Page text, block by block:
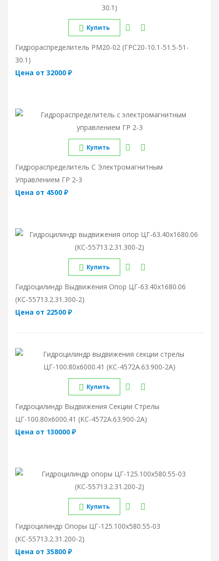
Купить
Гидрораспределитель РМ20-02 (ГРС20-10.1-51.5-51-
30.1)
Цена от 32000 ₽
Купить
Гидрораспределитель С Электромагнитным
Управлением ГР 2-3
Цена от 4500 ₽
Купить
Гидроцилиндр Выдвижения Опор ЦГ-63.40х1680.06
(КС-55713.2.31.300-2)
Цена от 22500 ₽
Купить
Гидроцилиндр Выдвижения Секции Стрелы
ЦГ-100.80х6000.41 (КС-4572А.63.900-2А)
Цена от 130000 ₽
Купить
Гидроцилиндр Опоры ЦГ-125.100х580.55-03
(КС-55713.2.31.200-2)
Цена от 35800 ₽